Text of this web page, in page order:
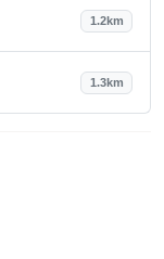
1.2km
1.3km